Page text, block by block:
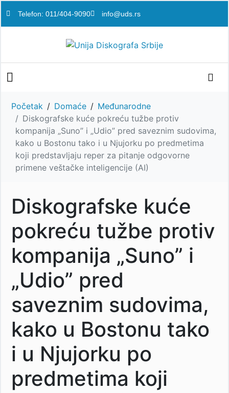
Telefon: 011/404-9090 info@uds.rs
Početak Domaće
Međunarodne
Diskografske kuće pokreću tužbe protiv
kompanija „Suno” i „Udio” pred saveznim sudovima,
kako u Bostonu tako i u Njujorku po predmetima
koji predstavljaju reper za pitanje odgovorne
primene veštačke inteligencije (AI)
Diskografske kuće
pokreću tužbe protiv
kompanija „Suno” i
„Udio” pred
saveznim sudovima,
kako u Bostonu tako
i u Njujorku po
predmetima koji